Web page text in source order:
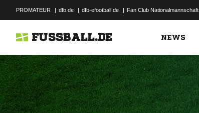
PROMATEUR | dfb.de | dfb-efootball.de | Fan Club Nationalmannschaft
FUSSBALL.DE NEWS